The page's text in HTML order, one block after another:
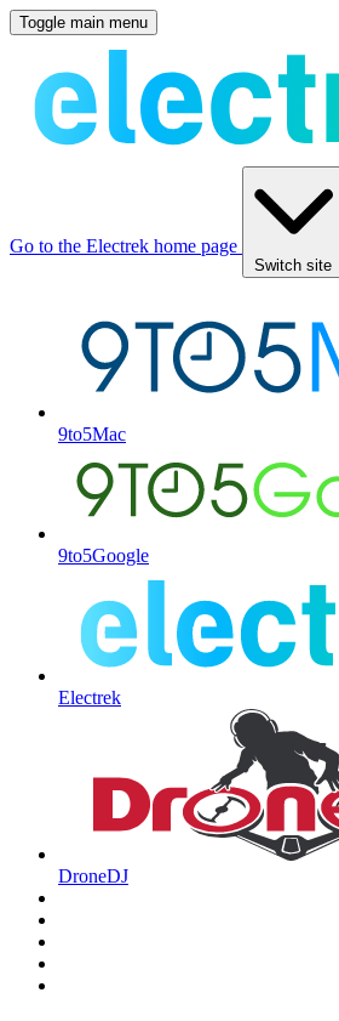
Toggle main menu
Go to the Electrek home page
Switch site
9to5Mac
9to5Google
Electrek
DroneDJ